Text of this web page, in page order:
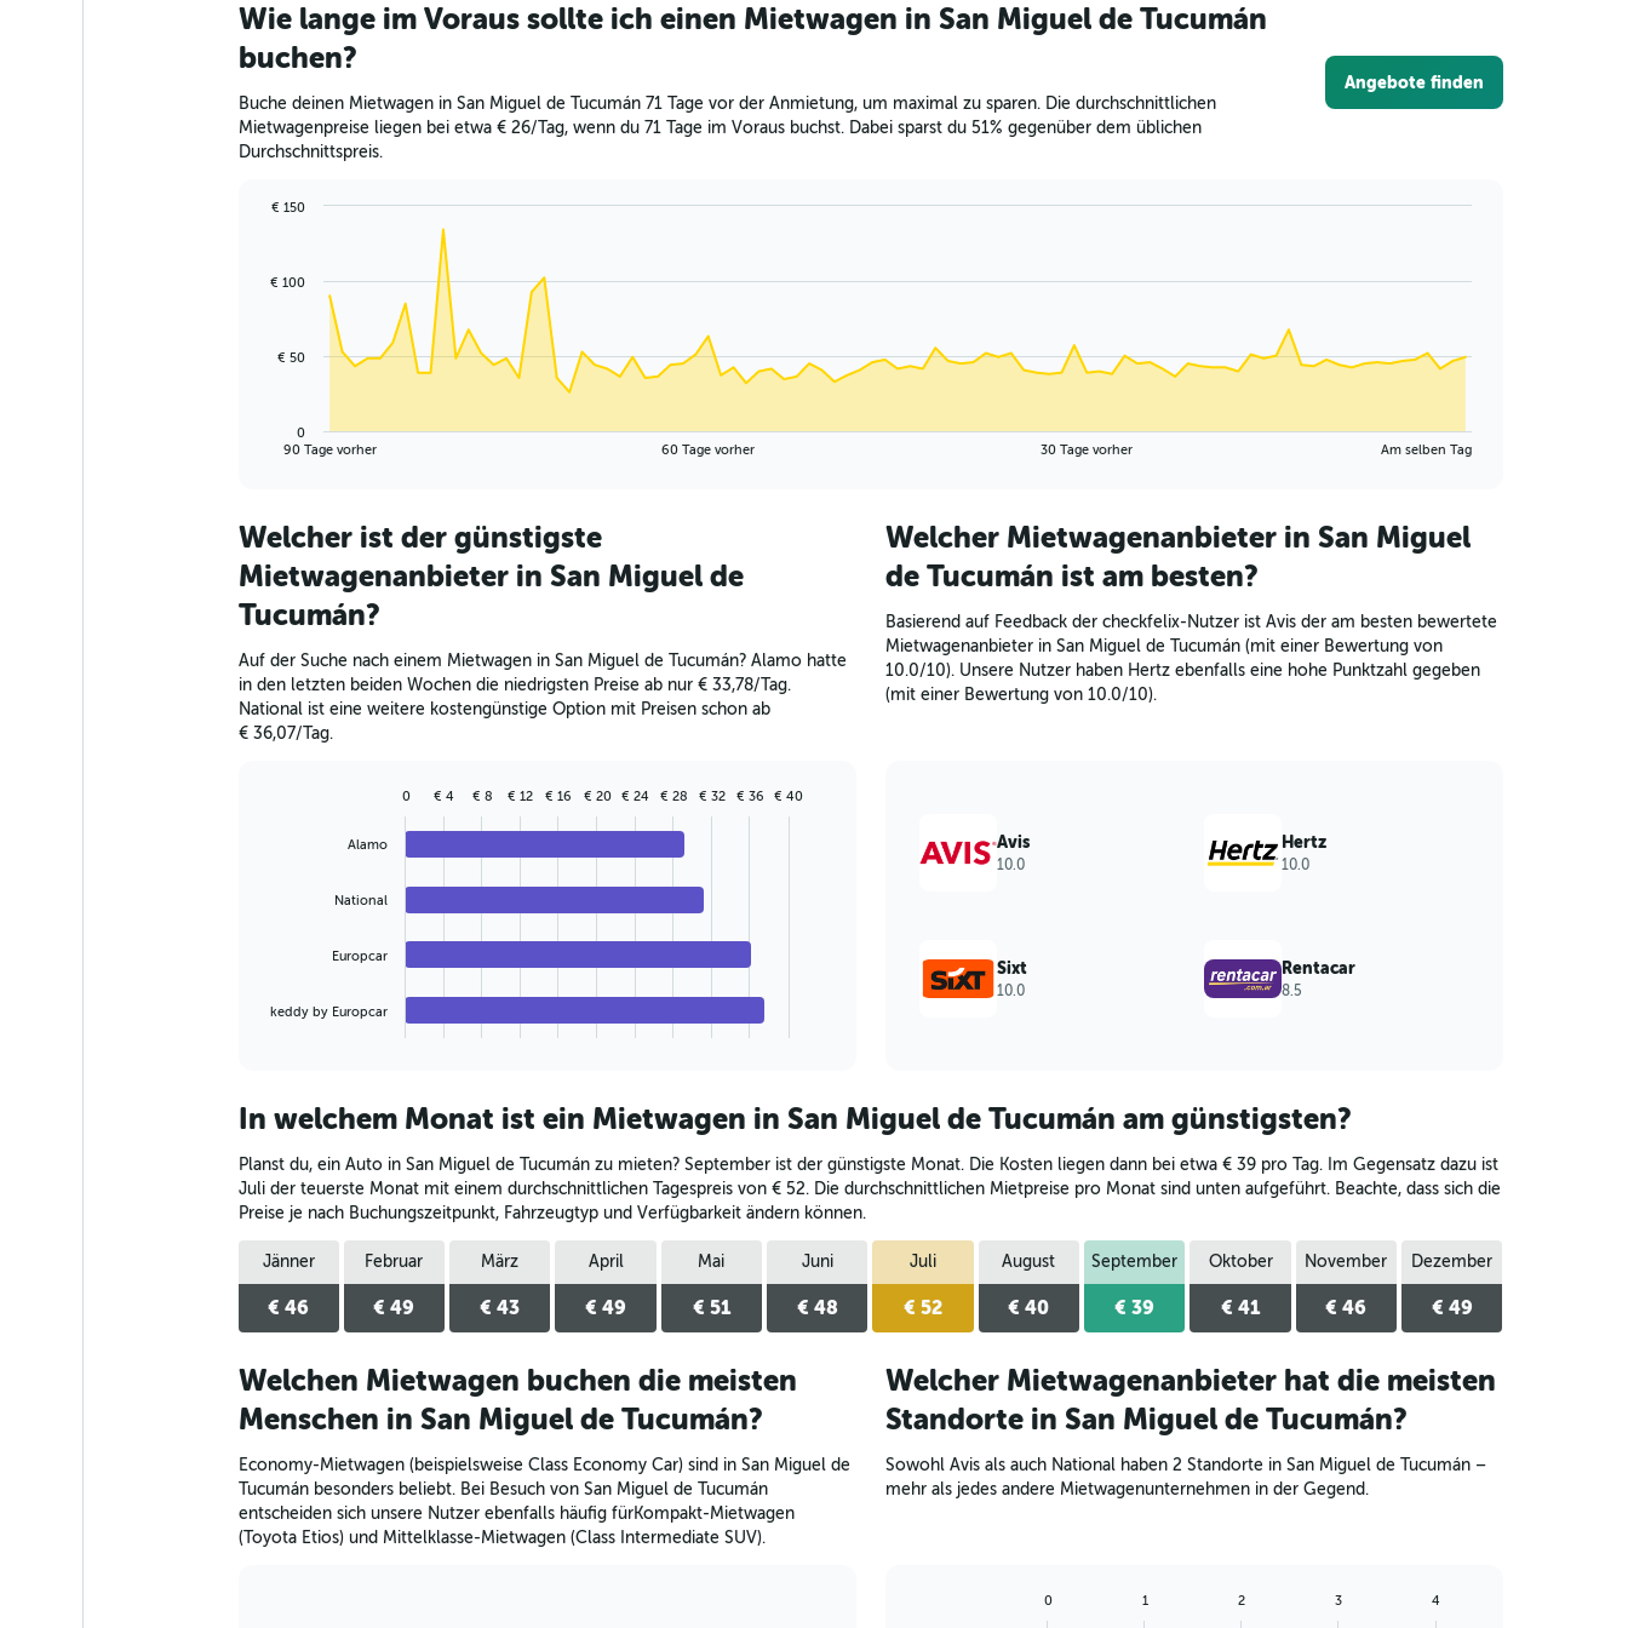
Wie lange im Voraus sollte ich einen Mietwagen in San Miguel de Tucumán
buchen?
Buche deinen Mietwagen in San Miguel de Tucumán 71 Tage vor der Anmietung, um maximal zu sparen. Die durchschnittlichen
Mietwagenpreise liegen bei etwa € 26/Tag, wenn du 71 Tage im Voraus buchst. Dabei sparst du 51% gegenüber dem üblichen
Durchschnittspreis.
Angebote finden
data
The
Range:
91
categories.
The
chart
has
1
Y
axis
displaying
90 Tage vorher 60 Tage vorher 30 Tage vorher Am selben Tag
0
€ 50
€ 100
€ 150
Welcher ist der günstigste
Mietwagenanbieter in San Miguel de
Tucumán?
Auf der Suche nach einem Mietwagen in San Miguel de Tucumán? Alamo hatte
in den letzten beiden Wochen die niedrigsten Preise ab nur € 33,78/Tag.
National ist eine weitere kostengünstige Option mit Preisen schon ab
€ 36,07/Tag.
Range:
categories.
The
chart
has
1
Y
axis
displaying
Range:
0
to
Alamo
National
Europcar
keddy by Europcar
0 € 4 € 8 € 12 € 16 € 20 € 24 € 28 € 32 € 36 € 40
Welcher Mietwagenanbieter in San Miguel
de Tucumán ist am besten?
Basierend auf Feedback der checkfelix-Nutzer ist Avis der am besten bewertete
Mietwagenanbieter in San Miguel de Tucumán (mit einer Bewertung von
10.0/10). Unsere Nutzer haben Hertz ebenfalls eine hohe Punktzahl gegeben
(mit einer Bewertung von 10.0/10).
Avis
10.0
Hertz
10.0
Sixt
10.0
Rentacar
8.5
In welchem Monat ist ein Mietwagen in San Miguel de Tucumán am günstigsten?
Planst du, ein Auto in San Miguel de Tucumán zu mieten? September ist der günstigste Monat. Die Kosten liegen dann bei etwa € 39 pro Tag. Im Gegensatz dazu ist
Juli der teuerste Monat mit einem durchschnittlichen Tagespreis von € 52. Die durchschnittlichen Mietpreise pro Monat sind unten aufgeführt. Beachte, dass sich die
Preise je nach Buchungszeitpunkt, Fahrzeugtyp und Verfügbarkeit ändern können.
Jänner
€ 46
Februar
€ 49
März
€ 43
April
€ 49
Mai
€ 51
Juni
€ 48
Juli
€ 52
August
€ 40
September
€ 39
Oktober
€ 41
November
€ 46
Dezember
€ 49
Welchen Mietwagen buchen die meisten
Menschen in San Miguel de Tucumán?
Economy-Mietwagen (beispielsweise Class Economy Car) sind in San Miguel de
Tucumán besonders beliebt. Bei Besuch von San Miguel de Tucumán
entscheiden sich unsere Nutzer ebenfalls häufig fürKompakt-Mietwagen
(Toyota Etios) und Mittelklasse-Mietwagen (Class Intermediate SUV).
Welcher Mietwagenanbieter hat die meisten
Standorte in San Miguel de Tucumán?
Sowohl Avis als auch National haben 2 Standorte in San Miguel de Tucumán –
mehr als jedes andere Mietwagenunternehmen in der Gegend.
0 1 2 3 4